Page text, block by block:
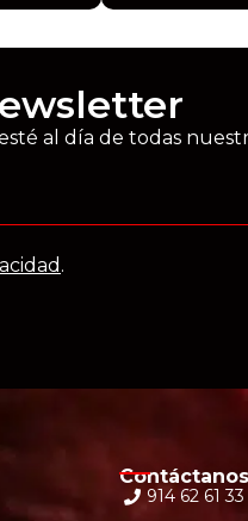
al día de todas
.
Contáctanos
914 62 61 33